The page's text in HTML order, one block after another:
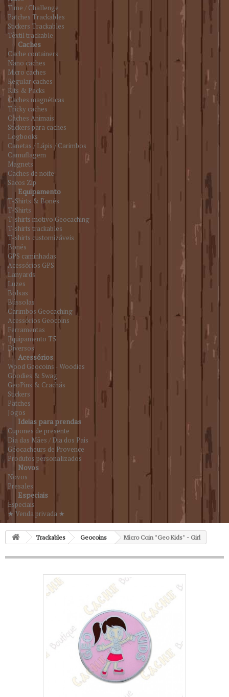
Time / Challenge
Patches Trackables
Stickers Trackables
Têxtil trackable
Caches
Cache containers
Nano caches
Micro caches
Regular caches
Kits & Packs
Caches magnéticas
Tricky caches
Caches Animais
Stickers para caches
Logbooks
Canetas / Lápis / Carimbos
Camuflagem
Magnets
Caches de noite
Sacos Zip
Equipamento
T-Shirts & Bonés
T-Shirts
T-shirts motivo Geocaching
T-shirts trackables
T-shirts customizáveis
Bonés
GPS caminhadas
Acessórios GPS
Lanyards
Luzes
Bolsas
Bússolas
Carimbos Geocaching
Acessórios Geocoins
Ferramentas
Equipamento T5
Diversos
Acessórios
Wood Geocoins - Woodies
Goodies & Swag
GeoPins & Crachás
Stickers
Patches
Jogos
Ideias para prendas
Cupones de presente
Dia das Mães / Dia dos Pais
Géocacheurs de Provence
Produtos personalizados
Novos
Novos
Presales
Especiais
Especiais
★ Venda privada ★
Trackables Geocoins Micro Coin "Geo Kids" - Girl